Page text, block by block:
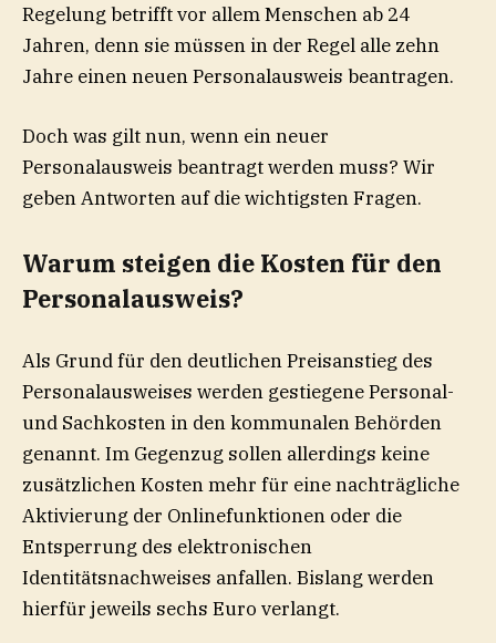
Regelung betrifft vor allem Menschen ab 24
Jahren, denn sie müssen in der Regel alle zehn
Jahre einen neuen Personalausweis beantragen.
Doch was gilt nun, wenn ein neuer
Personalausweis beantragt werden muss? Wir
geben Antworten auf die wichtigsten Fragen.
Warum steigen die Kosten für den
Personalausweis?
Als Grund für den deutlichen Preisanstieg des
Personalausweises werden gestiegene Personal-
und Sachkosten in den kommunalen Behörden
genannt. Im Gegenzug sollen allerdings keine
zusätzlichen Kosten mehr für eine nachträgliche
Aktivierung der Onlinefunktionen oder die
Entsperrung des elektronischen
Identitätsnachweises anfallen. Bislang werden
hierfür jeweils sechs Euro verlangt.